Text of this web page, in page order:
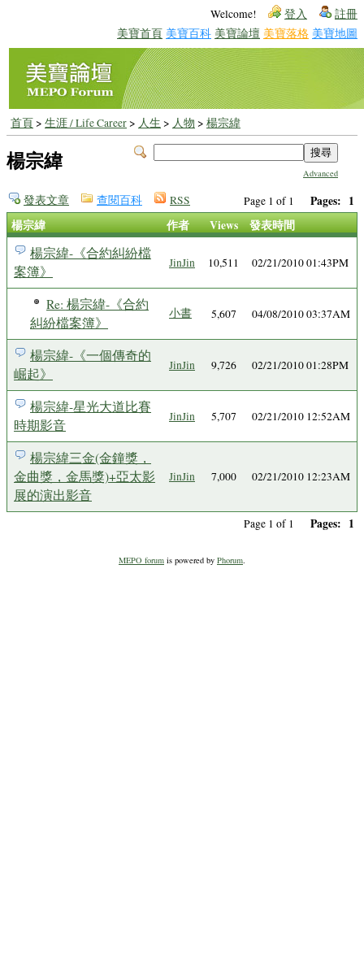
Welcome! 登入 註冊
美寶首頁 美寶百科 美寶論壇 美寶落格 美寶地圖
首頁> 生涯 / Life Career> 人生 > 人物 > 楊宗緯
Advanced
楊宗緯
Page 1 of 1 Pages: 1
發表文章 查閱百科 RSS
楊宗緯 作者 Views 發表時間
楊宗緯-《合約糾紛檔
案簿》
JinJin 10,511 02/21/2010 01:43PM
Re: 楊宗緯-《合約
糾紛檔案簿》
小書 5,607 04/08/2010 03:37AM
楊宗緯-《一個傳奇的
崛起》
JinJin 9,726 02/21/2010 01:28PM
楊宗緯-星光大道比賽
時期影音
JinJin 5,707 02/21/2010 12:52AM
楊宗緯三金(金鐘獎，
金曲獎，金馬獎)+亞太影
展的演出影音
JinJin 7,000 02/21/2010 12:23AM
Page 1 of 1 Pages: 1
MEPO forum is powered by Phorum.